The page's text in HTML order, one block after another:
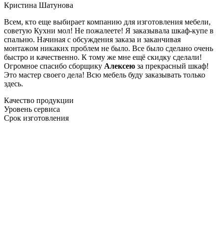
Кристина Шатунова
Всем, кто еще выбирает компанию для изготовления мебели,
советую Кухни мол! Не пожалеете! Я заказывала шкаф-купе в
спальню. Начиная с обсуждения заказа и заканчивая
монтажом никаких проблем не было. Все было сделано очень
быстро и качественно. К тому же мне ещё скидку сделали!
Огромное спасибо сборщику Алексею за прекрасный шкаф!
Это мастер своего дела! Всю мебель буду заказывать только
здесь.
Качество продукции
Уровень сервиса
Срок изготовления